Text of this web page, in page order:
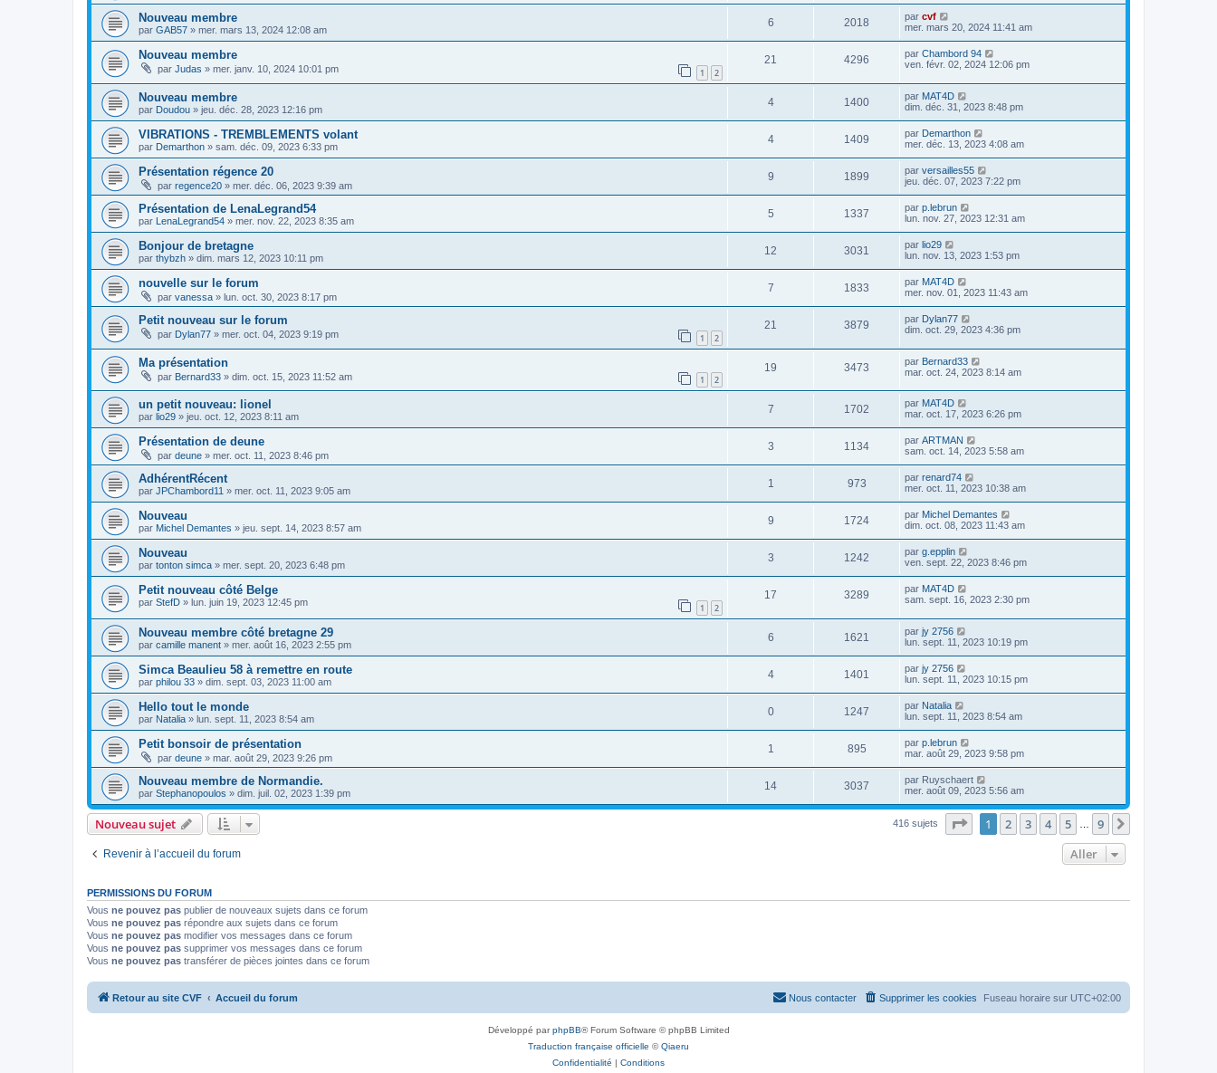
Nouveau membre
par GAB57 » mer. mars 13, 2024 12:08 am
6 2018 par cvf
mer. mars 20, 2024 11:41 am
Nouveau membre
par Judas » mer. janv. 10, 2024 10:01 pm 1 2
21 4296 par Chambord 94
ven. févr. 02, 2024 12:06 pm
Nouveau membre
par Doudou » jeu. déc. 28, 2023 12:16 pm
4 1400 par MAT4D
dim. déc. 31, 2023 8:48 pm
VIBRATIONS - TREMBLEMENTS volant
par Demarthon » sam. déc. 09, 2023 6:33 pm
4 1409 par Demarthon
mer. déc. 13, 2023 4:08 am
Présentation régence 20
par regence20 » mer. déc. 06, 2023 9:39 am
9 1899 par versailles55
jeu. déc. 07, 2023 7:22 pm
Présentation de LenaLegrand54
par LenaLegrand54 » mer. nov. 22, 2023 8:35 am
5 1337 par p.lebrun
lun. nov. 27, 2023 12:31 am
Bonjour de bretagne
par thybzh » dim. mars 12, 2023 10:11 pm
12 3031 par lio29
lun. nov. 13, 2023 1:53 pm
nouvelle sur le forum
par vanessa » lun. oct. 30, 2023 8:17 pm
7 1833 par MAT4D
mer. nov. 01, 2023 11:43 am
Petit nouveau sur le forum
par Dylan77 » mer. oct. 04, 2023 9:19 pm 1 2
21 3879 par Dylan77
dim. oct. 29, 2023 4:36 pm
Ma présentation
par Bernard33 » dim. oct. 15, 2023 11:52 am 1 2
19 3473 par Bernard33
mar. oct. 24, 2023 8:14 am
un petit nouveau: lionel
par lio29 » jeu. oct. 12, 2023 8:11 am
7 1702 par MAT4D
mar. oct. 17, 2023 6:26 pm
Présentation de deune
par deune » mer. oct. 11, 2023 8:46 pm
3 1134 par ARTMAN
sam. oct. 14, 2023 5:58 am
AdhérentRécent
par JPChambord11 » mer. oct. 11, 2023 9:05 am
1 973 par renard74
mer. oct. 11, 2023 10:38 am
Nouveau
par Michel Demantes » jeu. sept. 14, 2023 8:57 am
9 1724 par Michel Demantes
dim. oct. 08, 2023 11:43 am
Nouveau
par tonton simca » mer. sept. 20, 2023 6:48 pm
3 1242 par g.epplin
ven. sept. 22, 2023 8:46 pm
Petit nouveau côté Belge
par StefD » lun. juin 19, 2023 12:45 pm 1 2
17 3289 par MAT4D
sam. sept. 16, 2023 2:30 pm
Nouveau membre côté bretagne 29
par camille manent » mer. août 16, 2023 2:55 pm
6 1621 par jy 2756
lun. sept. 11, 2023 10:19 pm
Simca Beaulieu 58 à remettre en route
par philou 33 » dim. sept. 03, 2023 11:00 am
4 1401 par jy 2756
lun. sept. 11, 2023 10:15 pm
Hello tout le monde
par Natalia » lun. sept. 11, 2023 8:54 am
0 1247 par Natalia
lun. sept. 11, 2023 8:54 am
Petit bonsoir de présentation
par deune » mar. août 29, 2023 9:26 pm
1 895 par p.lebrun
mar. août 29, 2023 9:58 pm
Nouveau membre de Normandie.
par Stephanopoulos » dim. juil. 02, 2023 1:39 pm
14 3037 par Ruyschaert
mer. août 09, 2023 5:56 am
Nouveau sujet 416 sujets Page sur9
1 2 3 4 5 9
Revenir à l’accueil du forum Aller
PERMISSIONS DU FORUM
Vous ne pouvez pas publier de nouveaux sujets dans ce forum
Vous ne pouvez pas répondre aux sujets dans ce forum
Vous ne pouvez pas modifier vos messages dans ce forum
Vous ne pouvez pas supprimer vos messages dans ce forum
Vous ne pouvez pas transférer de pièces jointes dans ce forum
Retour au site CVF Accueil du forum Fuseau horaire sur UTC+02:00
Supprimer les cookies
Nous contacter
Développé parphpBB® Forum Software © phpBB Limited
Traduction française officielle ©Qiaeru
Confidentialité | Conditions